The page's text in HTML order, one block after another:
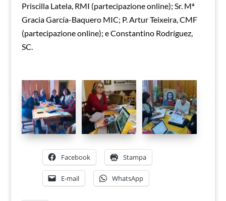
Priscilla Latela, RMI (partecipazione online); Sr. Mª
Gracia García-Baquero MIC; P. Artur Teixeira, CMF
(partecipazione online); e Constantino Rodríguez,
SC.
Facebook Stampa
E-mail WhatsApp